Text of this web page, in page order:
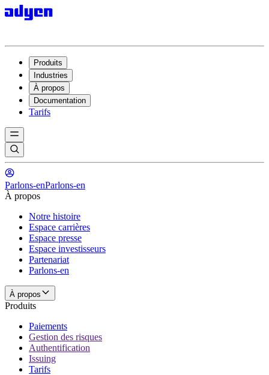
Produits
Industries
À propos
Documentation
Tarifs
Parlons-enParlons-en
À propos
Notre histoire
Espace carrières
Espace presse
Espace investisseurs
Partenariat
Parlons-en
À propos
Produits
Paiements
Gestion des risques
Authentification
Issuing
Tarifs